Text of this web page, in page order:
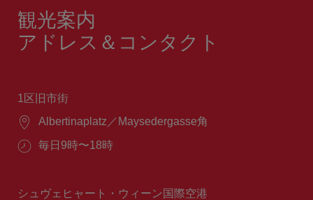
観光案内
アドレス＆コンタクト
1区旧市街
場
Albertinaplatz／Maysedergasse角
営
間：
毎日9時〜18時
シュヴェヒャート・ウィーン国際空港